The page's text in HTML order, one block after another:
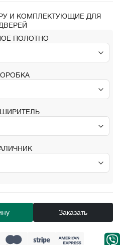
И КОМПЛЕКТУЮЩИЕ ДЛЯ
ПОЛОТНО
Заказать